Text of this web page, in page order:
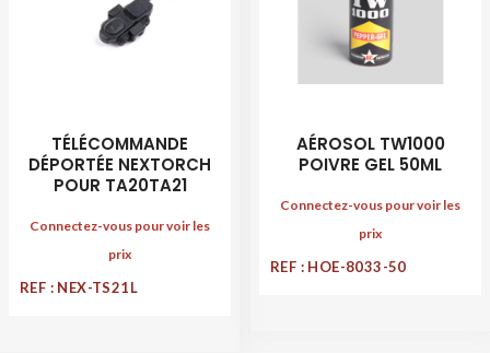
TÉLÉCOMMANDE
DÉPORTÉE NEXTORCH
POUR TA20TA21
Connectez-vous pour voir les
prix
REF : NEX-TS21L
AÉROSOL TW1000
POIVRE GEL 50ML
Connectez-vous pour voir les
prix
REF : HOE-8033-50